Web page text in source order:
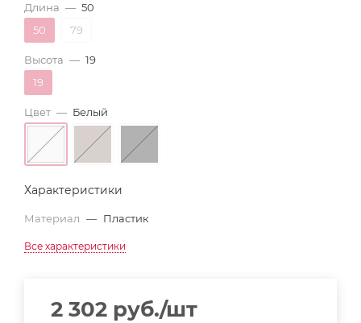
Длина — 50
50
79
Высота — 19
19
Цвет — Белый
Характеристики
Материал — Пластик
Все характеристики
2 302 руб./шт